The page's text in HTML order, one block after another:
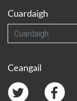
Cuardaigh
Cuardaigh
Ceangail